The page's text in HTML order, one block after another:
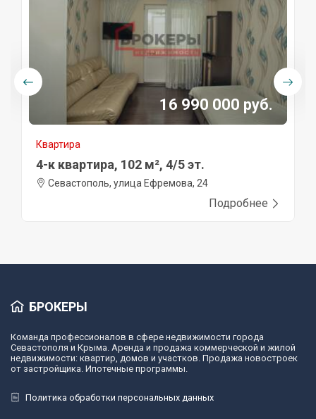
16 990 000 руб.
Квартира
4-к квартира, 102 м², 4/5 эт.
Севастополь, улица Ефремова, 24
Подробнее
БРОКЕРЫ
Команда профессионалов в сфере недвижимости города
Севастополя и Крыма. Аренда и продажа коммерческой и жилой
недвижимости: квартир, домов и участков. Продажа новостроек
от застройщика. Ипотечные программы.
Политика обработки персональных данных